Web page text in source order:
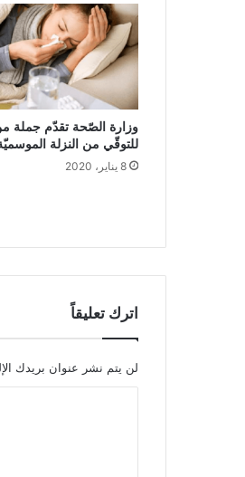
وزارة الصّحة تقدّم جملة
للتوقّي من النزلة
8 يناير، 2020
اترك تعليقاً
لن يتم نشر عنوان بريدك